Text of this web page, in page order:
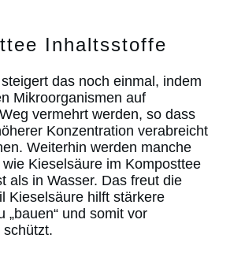
Inhaltsstoffe
das noch einmal, indem
Mikroorganismen auf
vermehrt werden, so dass
Konzentration verabreicht
Weiterhin werden manche
Kieselsäure im Komposttee
als in Wasser. Das freut die
Kieselsäure hilft stärkere
„bauen“ und somit vor
schützt.